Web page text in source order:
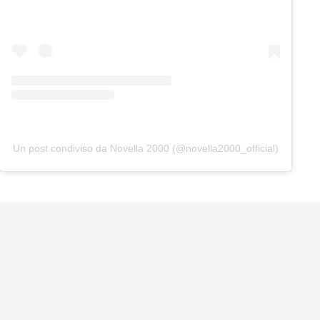
Un post condiviso da Novella 2000 (@novella2000_official)